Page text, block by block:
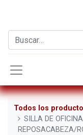
Todos los
SILLA DE
REPOSACABEZA/